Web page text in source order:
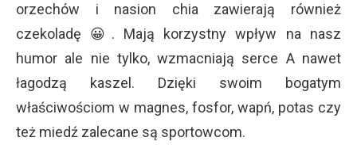
orzechów i nasion chia zawierają również
czekoladę 😀. Mają korzystny wpływ na nasz
humor ale nie tylko, wzmacniają serce A nawet
łagodzą kaszel. Dzięki swoim bogatym
właściwościom w magnes, fosfor, wapń, potas czy
też miedź zalecane są sportowcom.